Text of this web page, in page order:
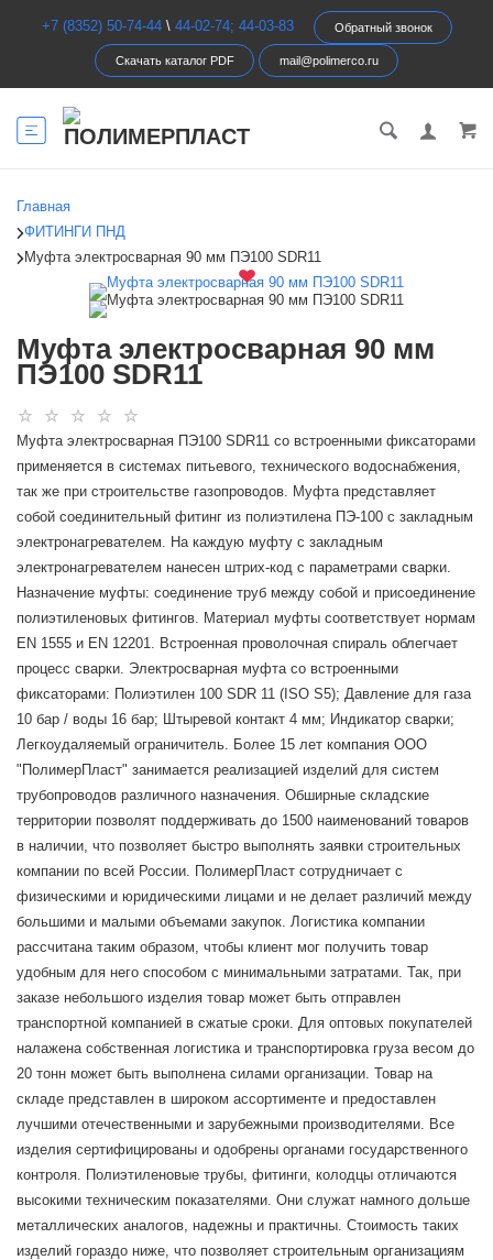
+7 (8352) 50-74-44\ 44-02-74; 44-03-83 Обратный звонок
Скачать каталог PDF mail@polimerco.ru
Главная
ФИТИНГИ ПНД
Муфта электросварная 90 мм ПЭ100 SDR11
Муфта электросварная 90 мм
ПЭ100 SDR11
Муфта электросварная ПЭ100 SDR11 со встроенными фиксаторами
применяется в системах питьевого, технического водоснабжения,
так же при строительстве газопроводов. Муфта представляет
собой соединительный фитинг из полиэтилена ПЭ-100 с закладным
электронагревателем. На каждую муфту с закладным
электронагревателем нанесен штрих-код с параметрами сварки.
Назначение муфты: соединение труб между собой и присоединение
полиэтиленовых фитингов. Материал муфты соответствует нормам
EN 1555 и EN 12201. Встроенная проволочная спираль облегчает
процесс сварки. Электросварная муфта со встроенными
фиксаторами: Полиэтилен 100 SDR 11 (ISO S5); Давление для газа
10 бар / воды 16 бар; Штыревой контакт 4 мм; Индикатор сварки;
Легкоудаляемый ограничитель. Более 15 лет компания ООО
"ПолимерПласт" занимается реализацией изделий для систем
трубопроводов различного назначения. Обширные складские
территории позволят поддерживать до 1500 наименований товаров
в наличии, что позволяет быстро выполнять заявки строительных
компании по всей России. ПолимерПласт сотрудничает с
физическими и юридическими лицами и не делает различий между
большими и малыми объемами закупок. Логистика компании
рассчитана таким образом, чтобы клиент мог получить товар
удобным для него способом с минимальными затратами. Так, при
заказе небольшого изделия товар может быть отправлен
транспортной компанией в сжатые сроки. Для оптовых покупателей
налажена собственная логистика и транспортировка груза весом до
20 тонн может быть выполнена силами организации. Товар на
складе представлен в широком ассортименте и предоставлен
лучшими отечественными и зарубежными производителями. Все
изделия сертифицированы и одобрены органами государственного
контроля. Полиэтиленовые трубы, фитинги, колодцы отличаются
высокими техническим показателями. Они служат намного дольше
металлических аналогов, надежны и практичны. Стоимость таких
изделий гораздо ниже, что позволяет строительным организациям